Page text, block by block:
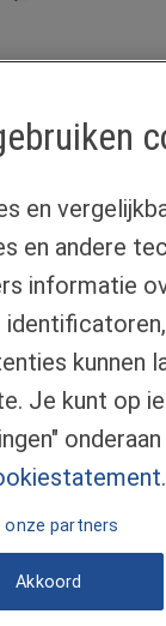
en
en andere
informatie
kunnen
Je kunt op
onze partners
Akkoord